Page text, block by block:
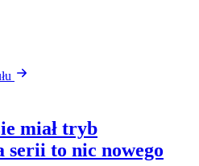
miał tryb
to nic nowego